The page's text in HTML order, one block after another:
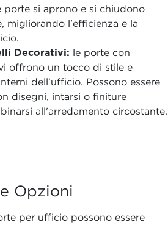
porte si aprono e si chiudono
migliorando l'efficienza e la
Decorativi: le porte con
offrono un tocco di stile e
dell'ufficio. Possono essere
disegni, intarsi o finiture
all'arredamento circostante.
Opzioni
per ufficio possono essere